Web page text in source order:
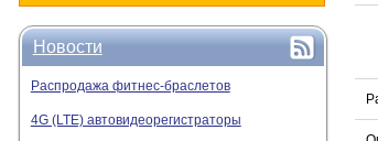
Новости
Распродажа фитнес-браслетов
4G (LTE) автовидеорегистраторы